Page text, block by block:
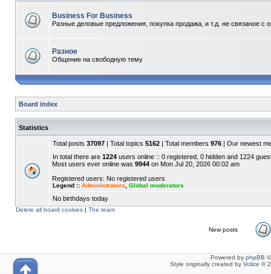
Business For Business
Разные деловые предложения, покупка продажа, и т.д. не связаное с
Разное
Общение на свободную тему
Board index
Statistics
Total posts 37097 | Total topics 5162 | Total members 976 | Our newest
In total there are 1224 users online :: 0 registered, 0 hidden and 1224
Most users ever online was 9944 on Mon Jul 20, 2026 00:02 am
Registered users: No registered users
Legend :: Administrators Global moderators
No birthdays today
Delete all board cookies | The team
New posts
Powered by phpBB
Style originally created by Volize ©